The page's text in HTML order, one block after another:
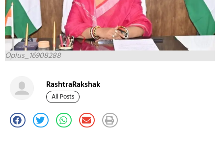
Oplus_16908288
RashtraRakshak
All Posts